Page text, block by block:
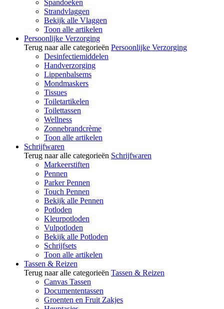
Spandoeken
Strandvlaggen
Bekijk alle Vlaggen
Toon alle artikelen
Persoonlijke Verzorging
Terug naar alle categorieën Persoonlijke Verzorging
Desinfectiemiddelen
Handverzorging
Lippenbalsems
Mondmaskers
Tissues
Toiletartikelen
Toilettassen
Wellness
Zonnebrandcrème
Toon alle artikelen
Schrijfwaren
Terug naar alle categorieën Schrijfwaren
Markeerstiften
Pennen
Parker Pennen
Touch Pennen
Bekijk alle Pennen
Potloden
Kleurpotloden
Vulpotloden
Bekijk alle Potloden
Schrijfsets
Toon alle artikelen
Tassen & Reizen
Terug naar alle categorieën Tassen & Reizen
Canvas Tassen
Documententassen
Groenten en Fruit Zakjes